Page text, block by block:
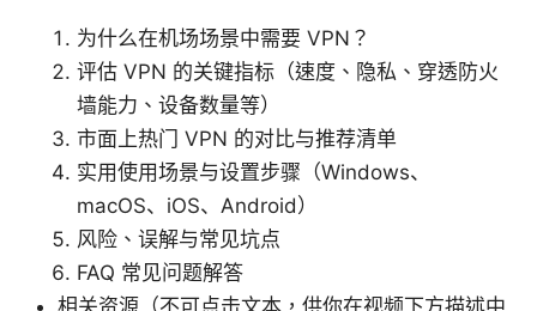
为什么在机场场景中需要 VPN？
评估 VPN 的关键指标（速度、隐私、穿透防火
墙能力、设备数量等）
市面上热门 VPN 的对比与推荐清单
实用使用场景与设置步骤（Windows、
macOS、iOS、Android）
风险、误解与常见坑点
FAQ 常见问题解答